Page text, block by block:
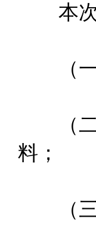
本次
（一
（二
料；
（三